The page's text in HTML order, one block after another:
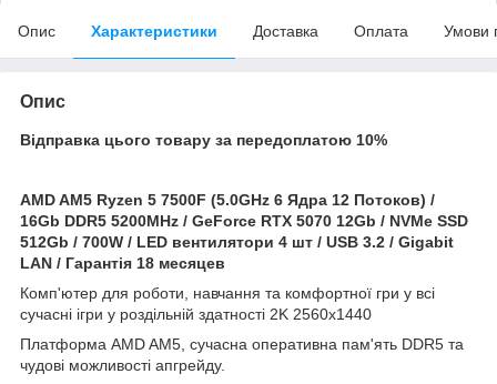
Опис Характеристики Доставка Оплата Умови
Опис
Відправка цього товару за передоплатою 10%
AMD AM5 Ryzen 5 7500F (5.0GHz 6 Ядра 12 Потоков) /
16Gb DDR5 5200MHz / GeForce RTX 5070 12Gb / NVMe SSD
512Gb / 700W / LED вентилятори 4 шт / USB 3.2 / Gigabit
LAN / Гарантія 18 месяцев
Комп'ютер для роботи, навчання та комфортної гри у всі
сучасні ігри у роздільній здатності 2K 2560x1440
Платформа AMD AM5, сучасна оперативна пам'ять DDR5 та
чудові можливості апгрейду.